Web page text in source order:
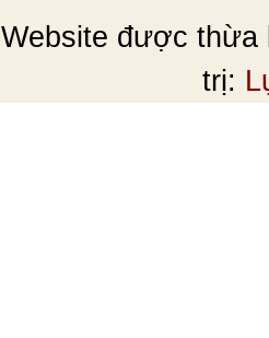
Website được
trị: